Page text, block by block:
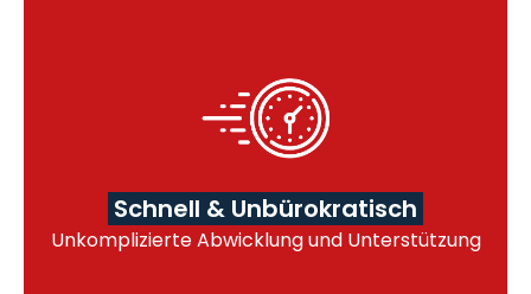
Schnell & Unbürokratisch
Unkomplizierte Abwicklung und Unterstützung